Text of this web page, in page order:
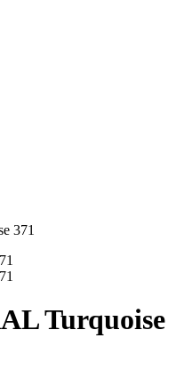
371
Turquoise